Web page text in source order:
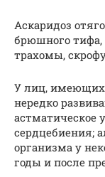
Аскаридоз
брюшного тифа,
трахомы,
У лиц, имеющих
нередко
астматическое
сердцебиения;
организма у
годы и после